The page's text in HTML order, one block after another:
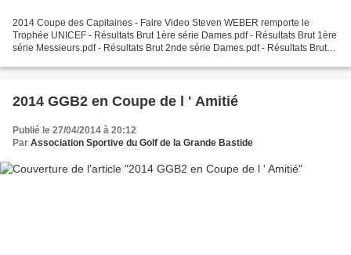
2014 Coupe des Capitaines - Faire Video Steven WEBER remporte le
Trophée UNICEF - Résultats Brut 1ère série Dames.pdf - Résultats Brut 1ère
série Messieurs.pdf - Résultats Brut 2nde série Dames.pdf - Résultats Brut
2014 GGB2 en Coupe de l ' Amitié
Publié le 27/04/2014 à 20:12
Par Association Sportive du Golf de la Grande Bastide